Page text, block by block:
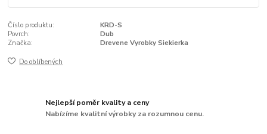
Číslo produktu:
KRD-S
Povrch:
Dub
Značka:
Drevene Vyrobky Siekierka
Do oblíbených
Nejlepší poměr kvality a ceny
Nabízíme kvalitní výrobky za rozumnou cenu.